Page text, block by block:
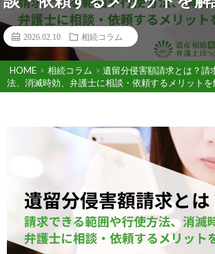
2026.02.10 相続コラム
HOME > 相続コラム > 遺留分侵害額請求とは？請
法、消滅時効、弁護士に相談・依頼するメリットを